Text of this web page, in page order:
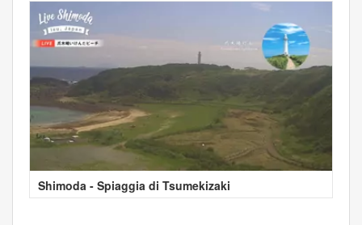
Shimoda - Spiaggia di Tsumekizaki